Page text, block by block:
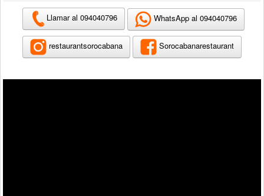
Llamar al 094040796 WhatsApp al 094040796
restaurantsorocabana Sorocabanarestaurant